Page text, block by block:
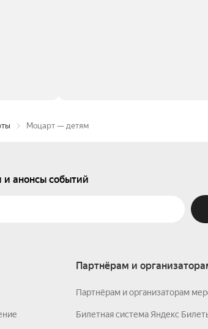
Моцарт — детям
анонсы событий
Партнёрам и
Партнёрам и организаторам
Билетная система Яндекс